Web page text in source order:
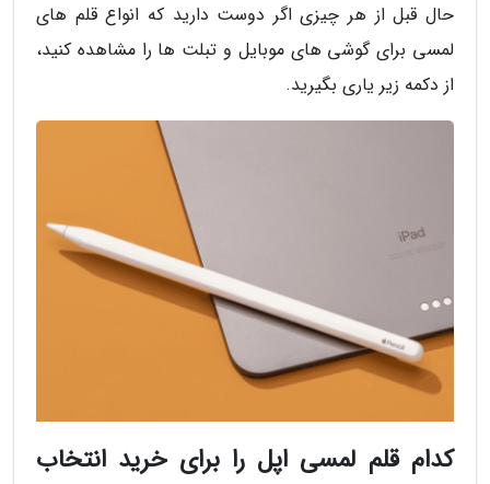
حال قبل از هر چیزی اگر دوست دارید که انواع قلم های
لمسی برای گوشی های موبایل و تبلت ها را مشاهده کنید،
از دکمه زیر یاری بگیرید.
کدام قلم لمسی اپل را برای خرید انتخاب